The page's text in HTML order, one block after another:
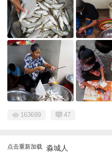
163699 47
点击重新加载 淼城人